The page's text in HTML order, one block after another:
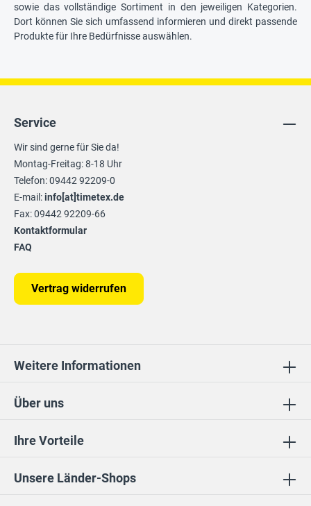
sowie das vollständige Sortiment in den jeweiligen Kategorien.
Dort können Sie sich umfassend informieren und direkt passende
Produkte für Ihre Bedürfnisse auswählen.
Ihre Vorteile
Unsere Länder-Shops
Über uns
Service
Wir sind gerne für Sie da!
Montag-Freitag: 8-18 Uhr
Telefon: 09442 92209-0
E-mail:info[at]timetex.de
Fax: 09442 92209-66
Kontaktformular
FAQ
Vertrag widerrufen
Weitere Informationen